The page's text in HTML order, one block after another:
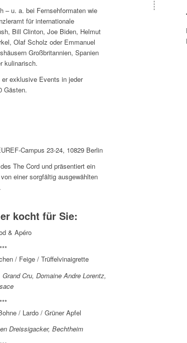
– u. a. bei Fernsehformaten wie
für internationale
Bill Clinton, Joe Biden, Helmut
Olaf Scholz oder Emmanuel
Großbritannien, Spanien
kulinarisch.
exklusive Events in jeder
Gästen.
Campus 23-24, 10829 Berlin
The Cord und präsentiert ein
einer sorgfältig ausgewählten
kocht für Sie:
& Apéro
***
/ Feige / Trüffelvinaigrette
Cru, Domaine Andre Lorentz,
***
/ Lardo / Grüner Apfel
Dreissigacker, Bechtheim